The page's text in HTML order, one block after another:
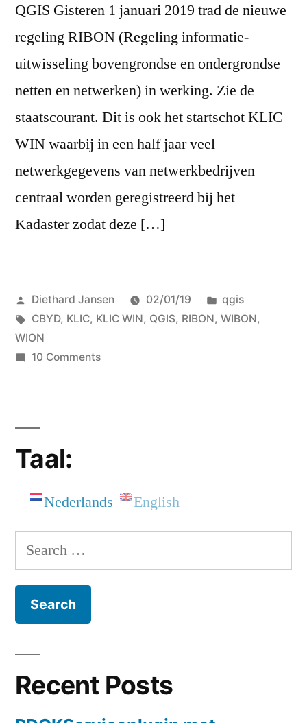
QGIS Gisteren 1 januari 2019 trad de nieuwe
regeling RIBON (Regeling informatie-
uitwisseling bovengrondse en ondergrondse
netten en netwerken) in werking. Zie de
staatscourant. Dit is ook het startschot KLIC
WIN waarbij in een half jaar veel
netwerkgegevens van netwerkbedrijven
centraal worden geregistreerd bij het
Kadaster zodat deze […]
Posted
by
Diethard Jansen 02/01/19
Posted
in
qgis
Tags:
CBYD, KLIC, KLIC WIN, QGIS, RIBON, WIBON,
WION
10 Commentson
Taal:
Nederlands English
Search
for:
Recent Posts